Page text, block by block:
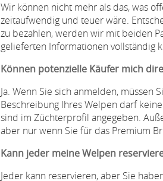
Wir können nicht mehr als das, was
zeitaufwendig und teuer wäre.
zu bezahlen, werden wir mit beiden
gelieferten Informationen vollständig
Können potenzielle Käufer mich
Ja. Wenn Sie sich anmelden, müssen
Beschreibung Ihres Welpen darf
sind im Züchterprofil angegeben.
aber nur wenn Sie für das Premium
Kann jeder meine Welpen
Jeder kann reservieren, aber Sie